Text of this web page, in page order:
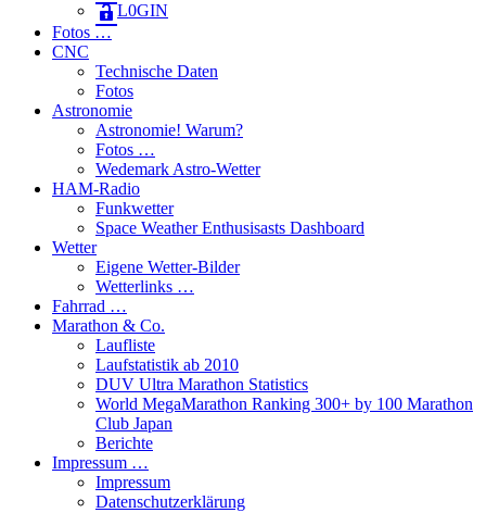
L​0​​GIN
Fotos …
CNC
Technische Daten
Fotos
Astronomie
Astronomie! Warum?
Fotos …
Wedemark Astro-Wetter
HAM-Radio
Funkwetter
Space Weather Enthusisasts Dashboard
Wetter
Eigene Wetter-Bilder
Wetterlinks …
Fahrrad …
Marathon & Co.
Laufliste
Laufstatistik ab 2010
DUV Ultra Marathon Statistics
World MegaMarathon Ranking 300+ by 100 Marathon
Club Japan
Berichte
Impressum …
Impressum
Datenschutzerklärung